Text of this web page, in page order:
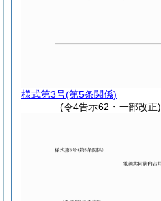
様式第3号(第5条関係)
(令4告示62・一部改正)